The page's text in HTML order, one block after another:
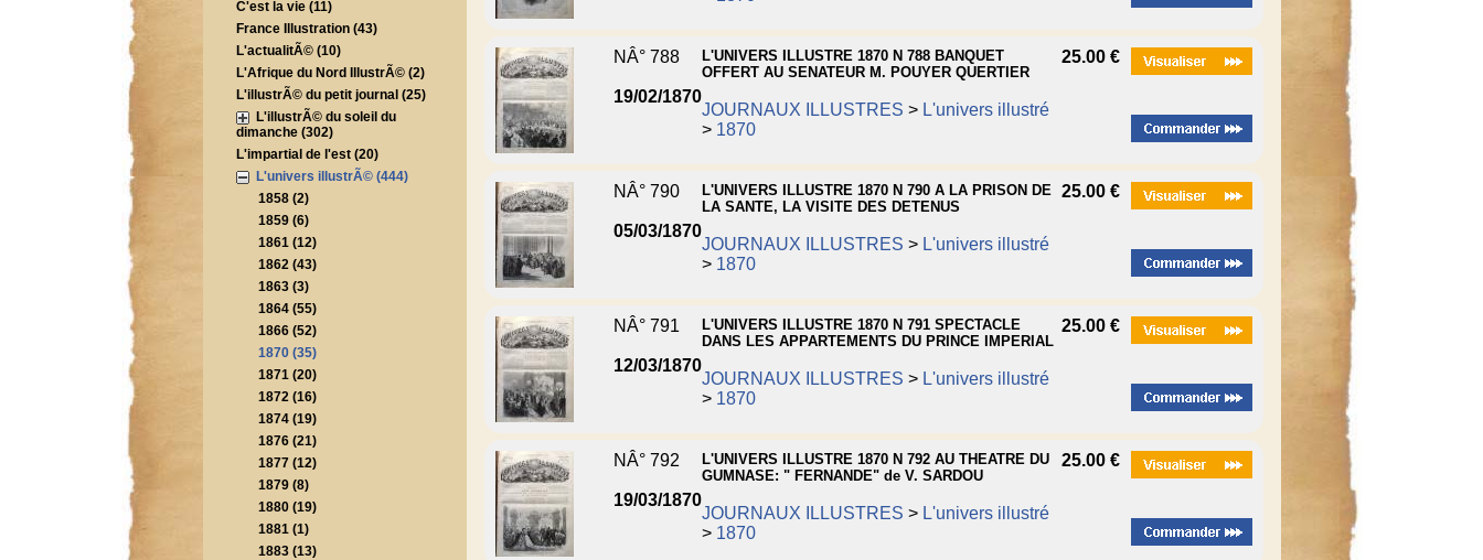
C'est la vie (11)
France Illustration (43)
L'actualitÃ© (10)
L'Afrique du Nord IllustrÃ© (2)
L'illustrÃ© du petit journal (25)
L'illustrÃ© du soleil du
dimanche (302)
L'impartial de l'est (20)
L'univers illustrÃ© (444)
1858 (2)
1859 (6)
1861 (12)
1862 (43)
1863 (3)
1864 (55)
1866 (52)
1870 (35)
1871 (20)
1872 (16)
1874 (19)
1876 (21)
1877 (12)
1879 (8)
1880 (19)
1881 (1)
1883 (13)
NÂ° 788
19/02/1870
L'UNIVERS ILLUSTRE 1870 N 788 BANQUET
OFFERT AU SENATEUR M. POUYER QUERTIER
JOURNAUX ILLUSTRES > L'univers illustré
> 1870
25.00 €
NÂ° 790
05/03/1870
L'UNIVERS ILLUSTRE 1870 N 790 A LA PRISON DE
LA SANTE, LA VISITE DES DETENUS
JOURNAUX ILLUSTRES > L'univers illustré
> 1870
25.00 €
NÂ° 791
12/03/1870
L'UNIVERS ILLUSTRE 1870 N 791 SPECTACLE
DANS LES APPARTEMENTS DU PRINCE IMPERIAL
JOURNAUX ILLUSTRES > L'univers illustré
> 1870
25.00 €
NÂ° 792
19/03/1870
L'UNIVERS ILLUSTRE 1870 N 792 AU THEATRE DU
GUMNASE: " FERNANDE" de V. SARDOU
JOURNAUX ILLUSTRES > L'univers illustré
> 1870
25.00 €